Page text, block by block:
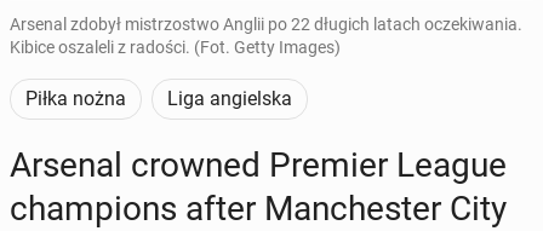
Arsenal zdobył mistrzostwo Anglii po 22 długich latach oczekiwania.
Kibice oszaleli z radości. (Fot. Getty Images)
Piłka nożna Liga angielska
Arsenal crowned Premier League
cham­pi­ons after Man­ches­ter City